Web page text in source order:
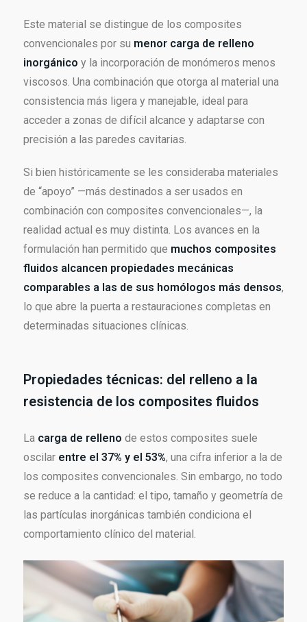
Este material se distingue de los composites
convencionales por su menor carga de relleno
inorgánico y la incorporación de monómeros menos
viscosos. Una combinación que otorga al material una
consistencia más ligera y manejable, ideal para
acceder a zonas de difícil alcance y adaptarse con
precisión a las paredes cavitarias.
Si bien históricamente se les consideraba materiales
de “apoyo” —más destinados a ser usados en
combinación con composites convencionales—, la
realidad actual es muy distinta. Los avances en la
formulación han permitido que muchos composites
fluidos alcancen propiedades mecánicas
comparables a las de sus homólogos más densos,
lo que abre la puerta a restauraciones completas en
determinadas situaciones clínicas.
Propiedades técnicas: del relleno a la
resistencia de los composites fluidos
La carga de relleno de estos composites suele
oscilar entre el 37% y el 53%, una cifra inferior a la de
los composites convencionales. Sin embargo, no todo
se reduce a la cantidad: el tipo, tamaño y geometría de
las partículas inorgánicas también condiciona el
comportamiento clínico del material.